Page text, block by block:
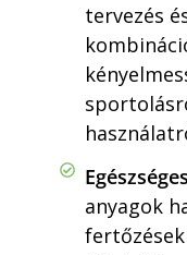
tervezés
anyagok